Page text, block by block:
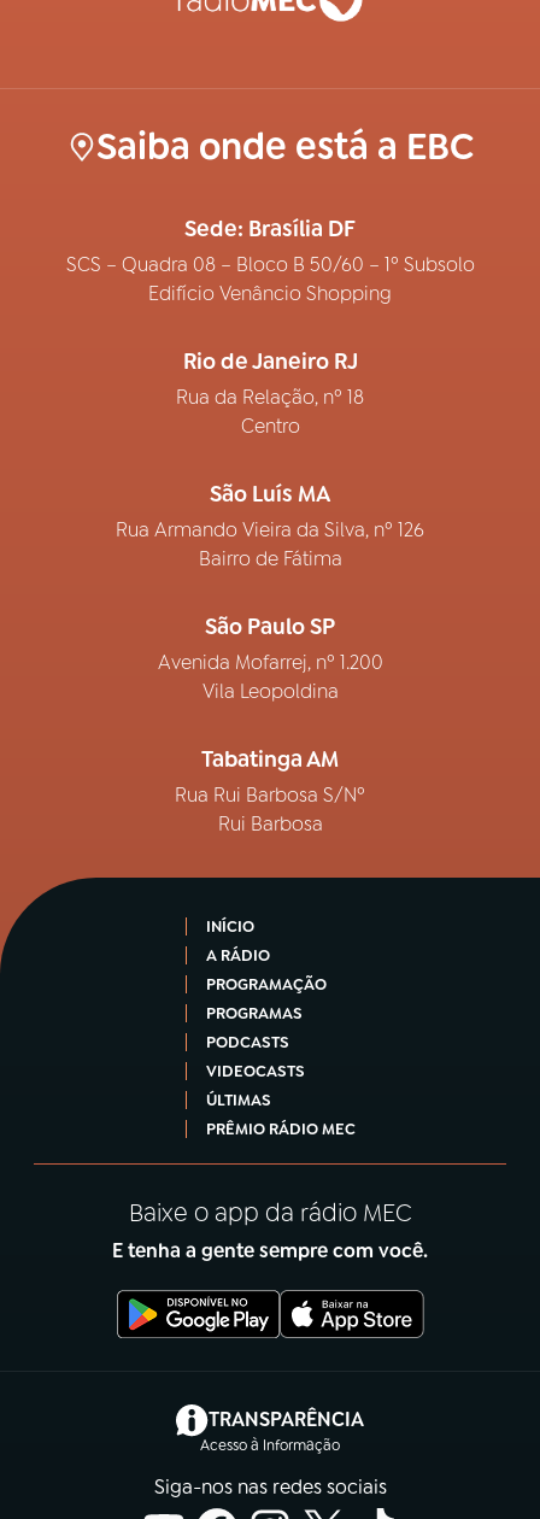
Saiba onde está a EBC
Sede: Brasília DF
SCS – Quadra 08 – Bloco B 50/60 – 1º Subsolo
Edifício Venâncio Shopping
Rio de Janeiro RJ
Rua da Relação, nº 18
Centro
São Luís MA
Rua Armando Vieira da Silva, nº 126
Bairro de Fátima
São Paulo SP
Avenida Mofarrej, nº 1.200
Vila Leopoldina
Tabatinga AM
Rua Rui Barbosa S/Nº
Rui Barbosa
INÍCIO
A RÁDIO
PROGRAMAÇÃO
PROGRAMAS
PODCASTS
VIDEOCASTS
ÚLTIMAS
PRÊMIO RÁDIO MEC
Baixe o app da rádio MEC
E tenha a gente sempre com você.
TRANSPARÊNCIA
Acesso à Informação
(abre em nova aba)
Siga-nos nas redes sociais